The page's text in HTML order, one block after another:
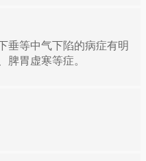
垂等中气下陷的病症有明
脾胃虚寒等症。